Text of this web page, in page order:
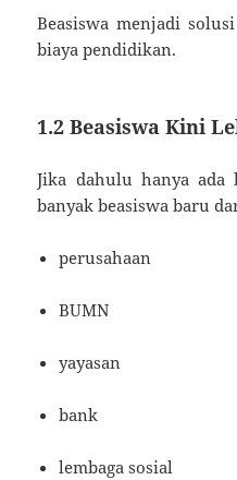
Beasiswa menjadi
biaya pendidikan.
1.2 Beasiswa Kini
Jika dahulu hanya ada
banyak beasiswa baru
perusahaan
BUMN
yayasan
bank
lembaga sosial